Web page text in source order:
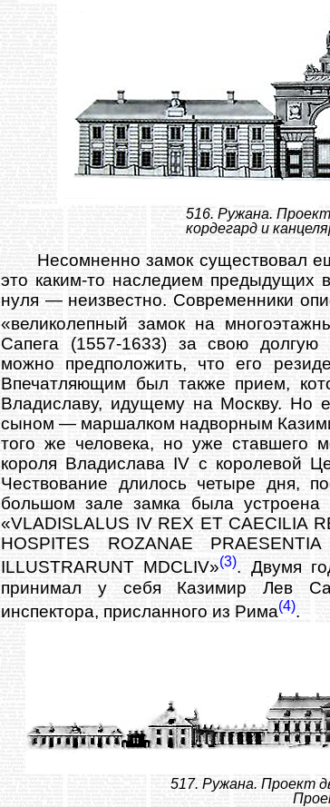
516. Ружана.
кордегард и
Несомненно замок существовал
это каким-то наследием предыдущих
нуля — неизвестно. Современники
«великолепный замок на
Сапега (1557-1633) за свою долгую
можно предположить, что его
Впечатляющим был также прием,
Владиславу, идущему на Москву. Но
сыном — маршалком надворным
того же человека, но уже ставшего
короля Владислава IV с королевой
Чествование длилось четыре дня,
большом зале замка была
«VLADISLALUS IV REX ET CAECILIA
HOSPITES ROZANAE
ILLUSTRARUNT MDCLIV»(3). Двумя
принимал у себя Казимир Лев
инспектора, присланного из Рима(4).
517. Ружана. Проект